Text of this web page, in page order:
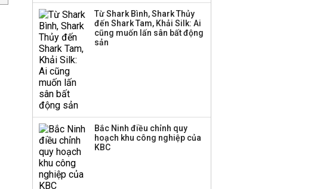
Huấn Hoa Hồng bỗng
dưng ‘biến mất’, một
công ty khác đã giải thể
Từ Shark Bình, Shark Thủy
đến Shark Tam, Khải Silk: Ai
cũng muốn lấn sân bất động
sản
Bắc Ninh điều chỉnh quy
hoạch khu công nghiệp của
KBC